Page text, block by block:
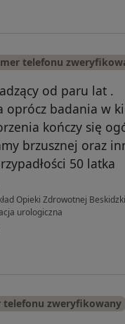
telefonu
od paru lat .
oprócz badania w
kończy się
brzusznej oraz
50 latka
Opieki Zdrowotnej
urologiczna
Jacek
telefonu zweryfikowany